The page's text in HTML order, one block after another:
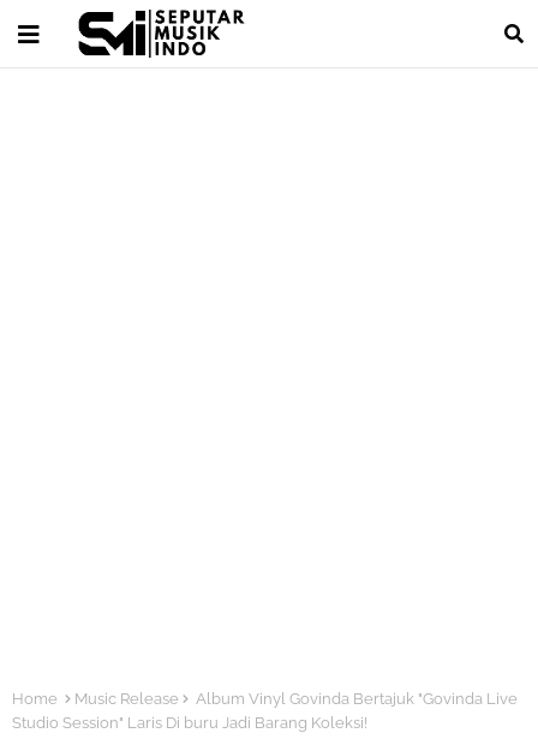
Home Music Release
Album Vinyl Govinda Bertajuk "Govinda Live
Studio Session" Laris Di buru Jadi Barang Koleksi!